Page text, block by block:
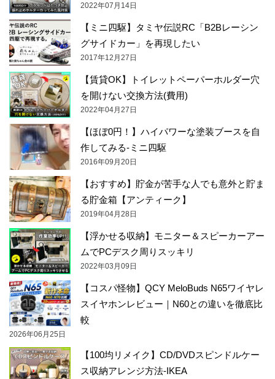
2022年07月14日
【ミニ四駆】タミヤ伝説RC「B2Bレーシン
グサイドカー」を再現したい
2017年12月27日
【賃貸OK】トイレットペーパーホルダー穴
を開けない交換方法(費用)
2022年04月27日
【ほぼ0円！】ハイパワーな塗装ブースを自
作してみる-ミニ四駆
2016年09月20日
【おすすめ】貯金が苦手な人でも意外と貯ま
る貯金箱【アンティーク】
2019年04月28日
【浮かせる収納】モニター＆スピーカーアー
ムでPCデスク周りスッキリ
2022年03月09日
【コスパ怪物】QCY MeloBuds N65ワイヤレ
スイヤホンレビュー｜N60との違いを徹底比
較
2026年06月25日
【100均リメイク】CD/DVDスピンドルケー
ス収納アレンジ方法-IKEA